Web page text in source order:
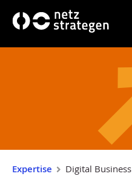
n
Expertise Digital Business